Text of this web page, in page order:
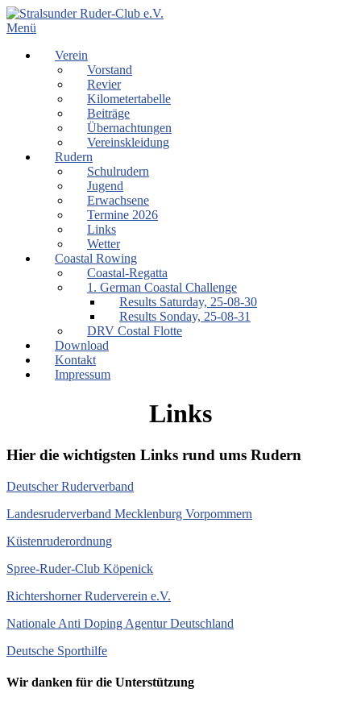
Zum
Inhalt
Menü
Verein
Vorstand
Revier
Kilometertabelle
Beiträge
Übernachtungen
Vereinskleidung
Rudern
Schulrudern
Jugend
Erwachsene
Termine 2026
Links
Wetter
Coastal Rowing
Coastal-Regatta
1. German Coastal Challenge
Results Saturday, 25-08-30
Results Sonday, 25-08-31
DRV Costal Flotte
Download
Kontakt
Impressum
Links
Hier die wichtigsten Links rund ums Rudern
Deutscher Ruderverband
Landesruderverband Mecklenburg Vorpommern
Küstenruderordnung
Spree-Ruder-Club Köpenick
Richtershorner Ruderverein e.V.
Nationale Anti Doping Agentur Deutschland
Deutsche Sporthilfe
Wir danken für die Unterstützung